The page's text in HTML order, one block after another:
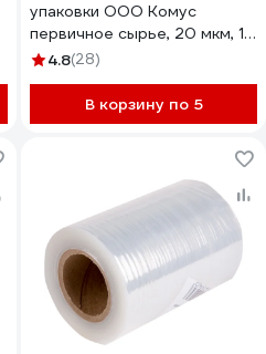
упаковки ООО Комус
первичное сырье, 20 мкм, 10
см, 125 м, 0,23 кг нетто,
4.8(28)
В корзину по 5